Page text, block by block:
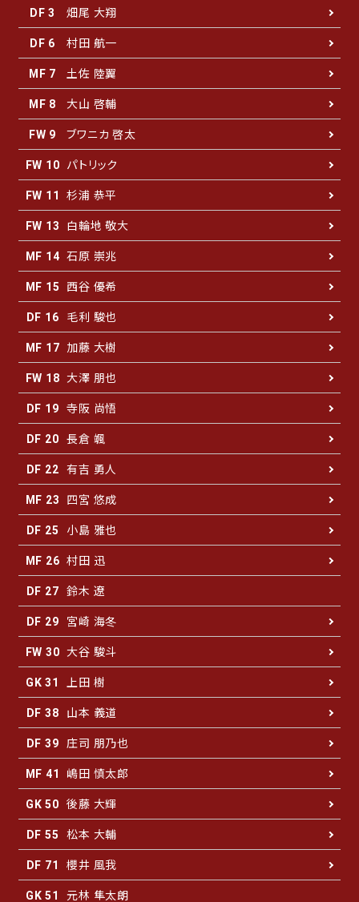
DF 3 畑尾 大翔
DF 6 村田 航一
MF 7 土佐 陸翼
MF 8 大山 啓輔
FW 9 ブワニカ 啓太
FW 10 パトリック
FW 11 杉浦 恭平
FW 13 白輪地 敬大
MF 14 石原 崇兆
MF 15 西谷 優希
DF 16 毛利 駿也
MF 17 加藤 大樹
FW 18 大澤 朋也
DF 19 寺阪 尚悟
DF 20 長倉 颯
DF 22 有吉 勇人
MF 23 四宮 悠成
DF 25 小島 雅也
MF 26 村田 迅
DF 27 鈴木 遼
DF 29 宮崎 海冬
FW 30 大谷 駿斗
GK 31 上田 樹
DF 38 山本 義道
DF 39 庄司 朋乃也
MF 41 嶋田 慎太郎
GK 50 後藤 大輝
DF 55 松本 大輔
DF 71 櫻井 風我
GK 51 元林 隼太朗